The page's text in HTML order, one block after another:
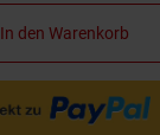
In den Warenkorb